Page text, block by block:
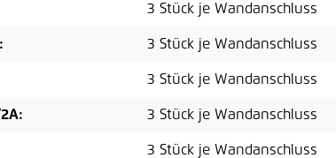
3 Stück je Wandanschluss
3 Stück je Wandanschluss
3 Stück je Wandanschluss
3 Stück je Wandanschluss
3 Stück je Wandanschluss